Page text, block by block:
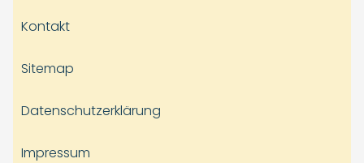
Kontakt
Sitemap
Datenschutzerklärung
Impressum